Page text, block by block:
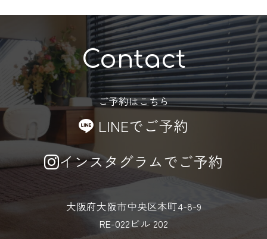
Contact
ご予約はこちら
LINEでご予約
インスタグラムでご予約
大阪府大阪市中央区本町4-8-9
RE-022ビル 202